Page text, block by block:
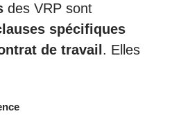
des VRP sont
spécifiques
de travail . Elles